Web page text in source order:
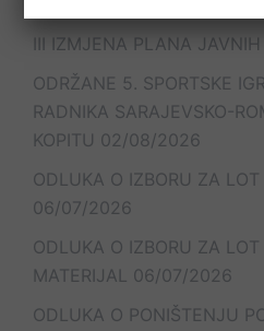
III IZMJENA PLANA JAVNIH
ODRŽANE 5. SPORTSKE
RADNIKA SARAJEVSKO-
KOPITU 02/08/2026
ODLUKA O IZBORU ZA
06/07/2026
ODLUKA O IZBORU ZA
MATERIJAL 06/07/2026
ODLUKA O PONIŠTENJU